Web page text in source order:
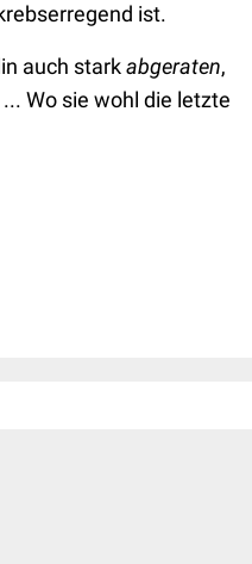
ist.
auch starkabgeraten,
Wo sie wohl die letzte